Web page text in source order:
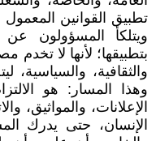
تطبيق القوانين المعمول
ويتلكأ المسؤولون
بتطبيقها؛ لأنها لا تخدم
والثقافية، والسياسية،
وهذا المسار: هو
الإعلانات، والمواثيق،
الإنسان، حتى يدرك